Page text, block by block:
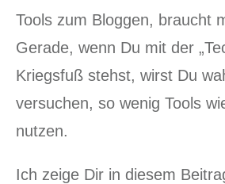
Tools zum Bloggen, braucht
Gerade, wenn Du mit der
Kriegsfuß stehst, wirst Du
versuchen, so wenig Tools
nutzen.
Ich zeige Dir in diesem